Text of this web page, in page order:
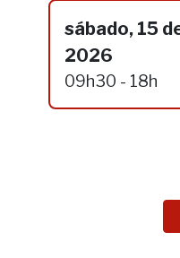
sábado, 15
2026
09h30 - 18h